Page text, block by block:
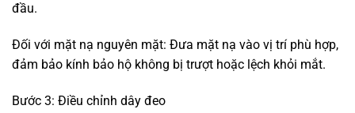
đầu.
Đối với mặt nạ nguyên mặt: Đưa mặt nạ vào vị trí phù hợp,
đảm bảo kính bảo hộ không bị trượt hoặc lệch khỏi mắt.
Bước 3: Điều chỉnh dây đeo